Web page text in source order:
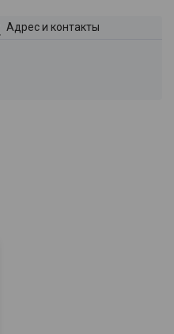
Адрес и контакты